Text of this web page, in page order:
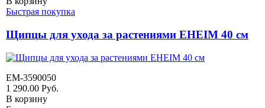
Быстрая покупка
Щипцы для ухода за растениями EHEIM 40 см
EM-3590050
1 290.00 Руб.
В корзину